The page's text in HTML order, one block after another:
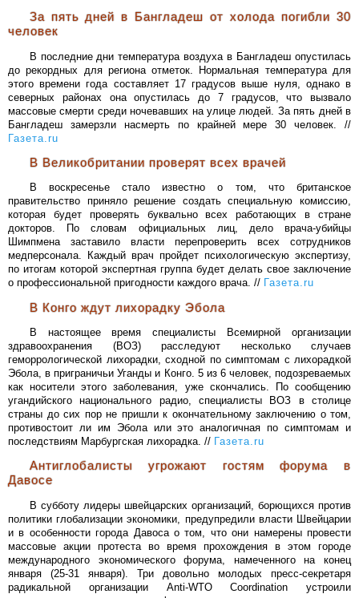
За пять дней в Бангладеш от холода погибли 30
человек
В последние дни температура воздуха в Бангладеш опустилась
до рекордных для региона отметок. Нормальная температура для
этого времени года составляет 17 градусов выше нуля, однако в
северных районах она опустилась до 7 градусов, что вызвало
массовые смерти среди ночевавших на улице людей. За пять дней в
Бангладеш замерзли насмерть по крайней мере 30 человек. //
Газета.ru
В Великобритании проверят всех врачей
В воскресенье стало известно о том, что британское
правительство приняло решение создать специальную комиссию,
которая будет проверять буквально всех работающих в стране
докторов. По словам официальных лиц, дело врача-убийцы
Шимпмена заставило власти перепроверить всех сотрудников
медперсонала. Каждый врач пройдет психологическую экспертизу,
по итогам которой экспертная группа будет делать свое заключение
о профессиональной пригодности каждого врача. // Газета.ru
В Конго ждут лихорадку Эбола
В настоящее время специалисты Всемирной организации
здравоохранения (ВОЗ) расследуют несколько случаев
геморрологической лихорадки, сходной по симптомам с лихорадкой
Эбола, в приграничьи Уганды и Конго. 5 из 6 человек, подозреваемых
как носители этого заболевания, уже скончались. По сообщению
угандийского национального радио, специалисты ВОЗ в столице
страны до сих пор не пришли к окончательному заключению о том,
противостоит ли им Эбола или это аналогичная по симптомам и
последствиям Марбургская лихорадка. // Газета.ru
Антиглобалисты угрожают гостям форума в
Давосе
В субботу лидеры швейцарских организаций, борющихся против
политики глобализации экономики, предупредили власти Швейцарии
и в особенности города Давоса о том, что они намерены провести
массовые акции протеста во время прохождения в этом городе
международного экономического форума, намеченного на конец
января (25-31 января). Три довольно молодых пресс-секретаря
радикальной организации Anti-WTO Coordination устроили